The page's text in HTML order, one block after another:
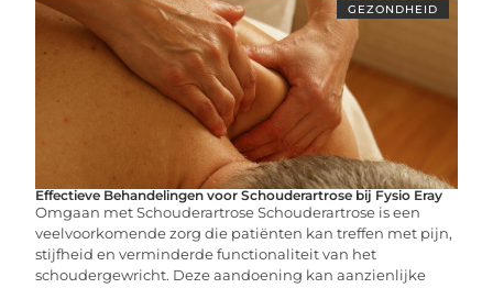
GEZONDHEID
Effectieve Behandelingen voor Schouderartrose bij Fysio Eray
Omgaan met Schouderartrose Schouderartrose is een
veelvoorkomende zorg die patiënten kan treffen met pijn,
stijfheid en verminderde functionaliteit van het
schoudergewricht. Deze aandoening kan aanzienlijke